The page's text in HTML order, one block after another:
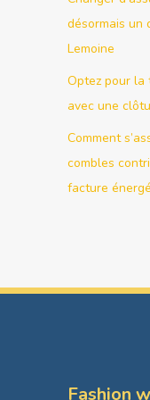
désormais un
Lemoine
Optez pour
avec une
Comment
combles
facture
Fashion